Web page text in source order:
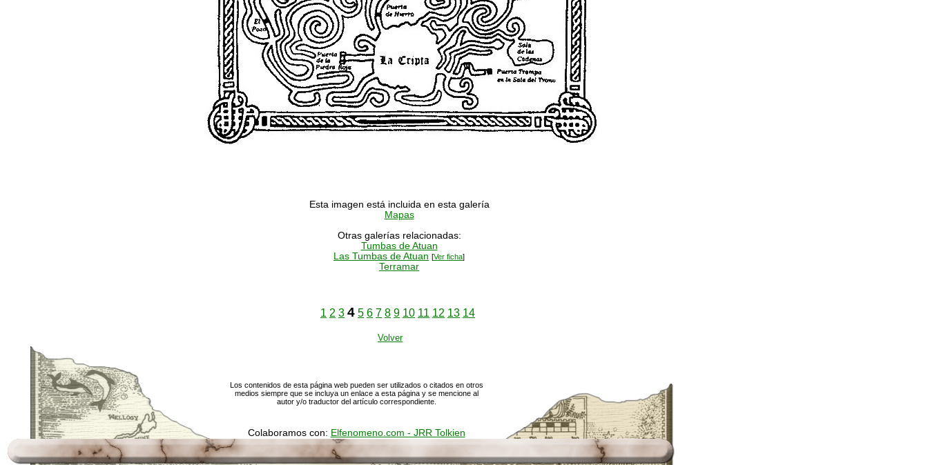
Esta imagen está incluida en esta galería
Mapas
Otras galerías relacionadas:
Tumbas de Atuan
Las Tumbas de Atuan [Ver ficha]
Terramar
1 2 3 4 5 6 7 8 9 10 11 12 13 14
Volver
Los contenidos de esta página web pueden ser utilizados o citados en otros
medios siempre que se incluya un enlace a esta página y se mencione al
autor y/o traductor del artículo correspondiente.
Colaboramos con: Elfenomeno.com - JRR Tolkien